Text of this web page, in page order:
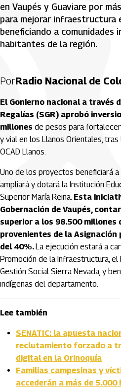
en Vaupés y Guaviare por
para mejorar infraestructura
beneficiando a comunidades
habitantes de la región.
PorRadio Nacional de
El Gonierno nacional a través
Regalías (SGR) aprobó
millones de pesos para
y vial en los Llanos Orientales,
OCAD Llanos.
Uno de los proyectos beneficiará a
ampliará y dotará la Institución
Superior María Reina. Esta
Gobernación de Vaupés,
superior a los 98.500 millones
provenientes de la
del 40%.La ejecución estará a
Promoción de la Infraestructura,
Gestión Social Sierra Nevada, y
indígenas del departamento.
Lee también
SENATIC: la apuesta
reclutamiento forzado a
digital en la Orinoquía
Familias campesinas y
accederán a más de